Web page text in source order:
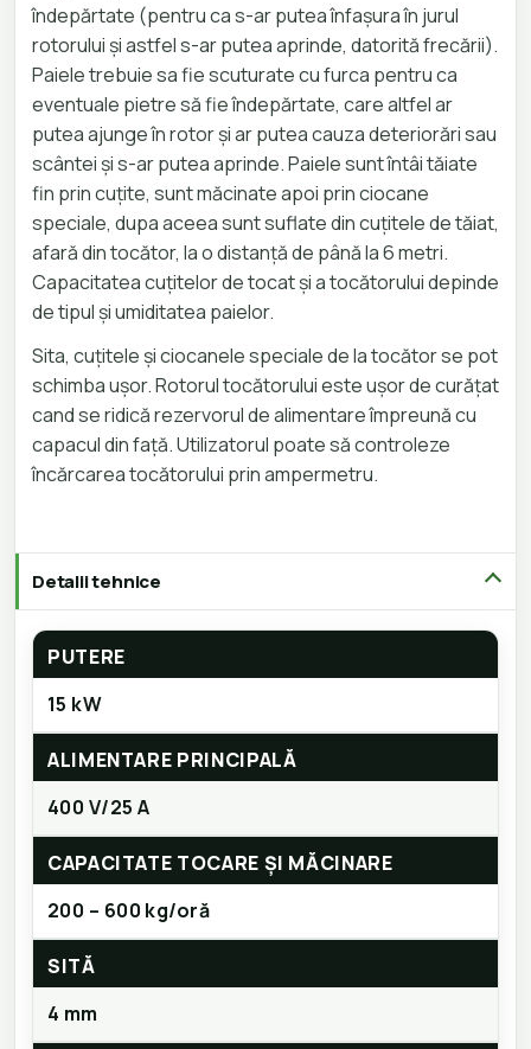
îndepărtate (pentru ca s-ar putea înfașura în jurul
rotorului și astfel s-ar putea aprinde, datorită frecării).
Paiele trebuie sa fie scuturate cu furca pentru ca
eventuale pietre să fie îndepărtate, care altfel ar
putea ajunge în rotor și ar putea cauza deteriorări sau
scântei și s-ar putea aprinde. Paiele sunt întâi tăiate
fin prin cuțite, sunt măcinate apoi prin ciocane
speciale, dupa aceea sunt suflate din cuțitele de tăiat,
afară din tocător, la o distanță de până la 6 metri.
Capacitatea cuțitelor de tocat și a tocătorului depinde
de tipul și umiditatea paielor.
Sita, cuțitele și ciocanele speciale de la tocător se pot
schimba ușor. Rotorul tocătorului este ușor de curățat
cand se ridică rezervorul de alimentare împreună cu
capacul din față. Utilizatorul poate să controleze
încărcarea tocătorului prin ampermetru.
Detalii tehnice
PUTERE
15 kW
ALIMENTARE PRINCIPALĂ
400 V/25 A
CAPACITATE TOCARE ȘI MĂCINARE
200 – 600 kg/oră
SITĂ
4 mm